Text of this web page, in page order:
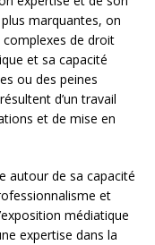
marquantes, on
de droit
et sa capacité
ou des peines
d’un travail
et de mise en
autour de sa capacité
et
médiatique
expertise dans la